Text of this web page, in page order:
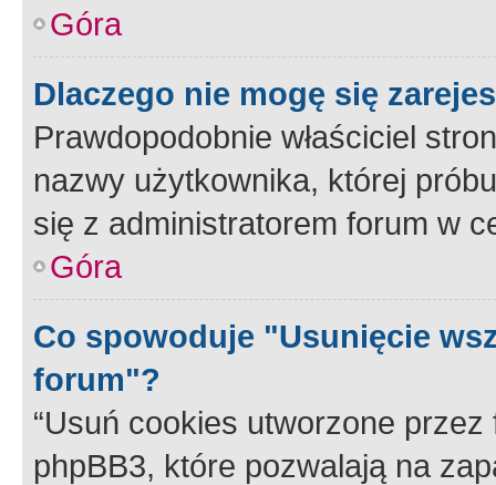
Góra
Dlaczego nie mogę się
Prawdopodobnie właściciel
nazwy użytkownika, której
się z administratorem forum w
Góra
Co spowoduje "Usunięcie
forum"?
“Usuń cookies utworzone
phpBB3, które pozwalają na